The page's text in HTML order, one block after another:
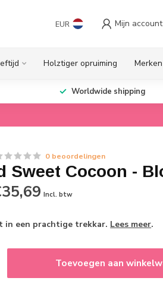
EUR Mijn account
Holztiger opruiming Merken
Worldwide shipping
0 beoordelingen
Sweet Cocoon -
Incl. btw
in een prachtige trekkar. Lees meer.
Toevoegen aan